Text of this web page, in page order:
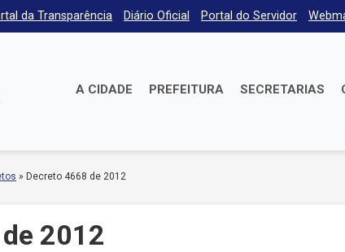
da Transparência Diário Oficial Portal do Servidor
A CIDADE PREFEITURA SECRETARIAS
» Decreto 4668 de 2012
2012